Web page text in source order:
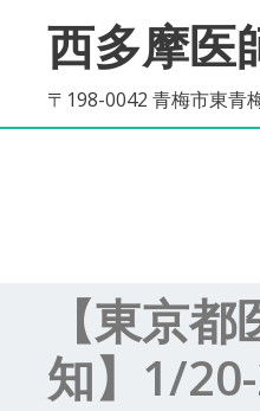
content
西多摩医
〒198-0042 青梅市東青
【東京
知】1/